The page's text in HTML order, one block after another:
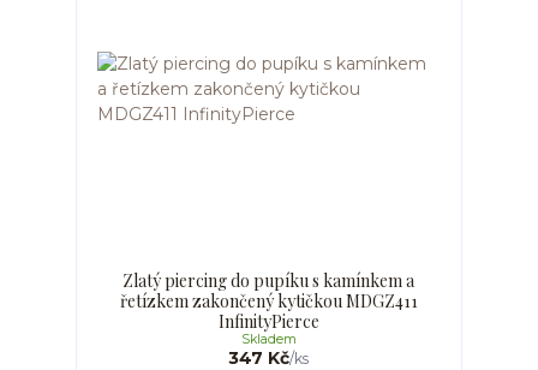
Zlatý piercing do pupíku s kamínkem a
řetízkem zakončený kytičkou MDGZ411
InfinityPierce
347 Kč/ks
Skladem